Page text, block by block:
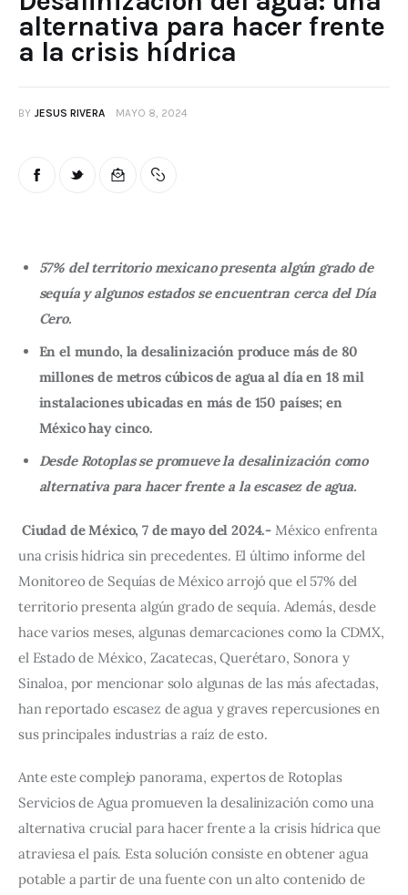
alternativa para hacer frente
a la crisis hídrica
BY JESUS RIVERA MAYO 8, 2024
57% del territorio mexicano presenta algún grado de
sequía y algunos estados se encuentran cerca del Día
Cero.
En el mundo, la desalinización produce más de 80
millones de metros cúbicos de agua al día en 18 mil
instalaciones ubicadas en más de 150 países; en
México hay cinco.
Desde Rotoplas se promueve la desalinización como
alternativa para hacer frente a la escasez de agua.
Ciudad de México, 7 de mayo del 2024.- México enfrenta
una crisis hídrica sin precedentes. El último informe del
Monitoreo de Sequías de México arrojó que el 57% del
territorio presenta algún grado de sequía. Además, desde
hace varios meses, algunas demarcaciones como la CDMX,
el Estado de México, Zacatecas, Querétaro, Sonora y
Sinaloa, por mencionar solo algunas de las más afectadas,
han reportado escasez de agua y graves repercusiones en
sus principales industrias a raíz de esto.
Ante este complejo panorama, expertos de Rotoplas
Servicios de Agua promueven la desalinización como una
alternativa crucial para hacer frente a la crisis hídrica que
atraviesa el país. Esta solución consiste en obtener agua
potable a partir de una fuente con un alto contenido de